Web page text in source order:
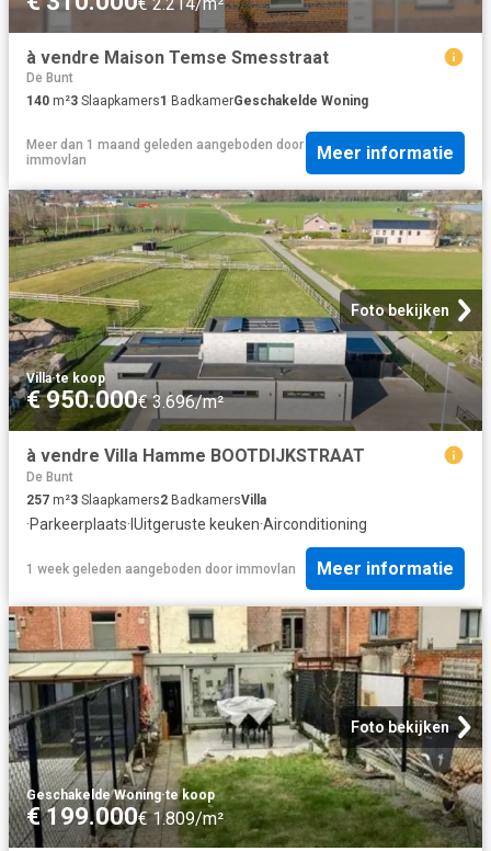
à vendre Maison Temse Smesstraat
De Bunt
140 m²3 Slaapkamers1 BadkamerGeschakelde Woning
Meer dan 1 maand geleden aangeboden door
immovlan
Meer informatie
Foto bekijken
Villa·te koop
€ 950.000€ 3.696/m²
à vendre Villa Hamme BOOTDIJKSTRAAT
De Bunt
257 m²3 Slaapkamers2 BadkamersVilla
·Parkeerplaats· IUitgeruste keuken·Airconditioning
1 week geleden aangeboden door immovlan Meer informatie
Foto bekijken
Geschakelde Woning·te koop
€ 199.000€ 1.809/m²